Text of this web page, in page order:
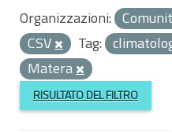
Organizzazioni:
CSV
Tag:
Matera
RISULTATO DEL FILTRO